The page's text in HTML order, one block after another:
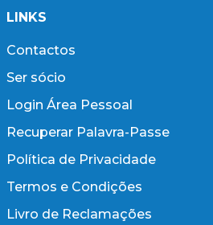
LINKS
Contactos
Ser sócio
Login Área Pessoal
Recuperar Palavra-Passe
Política de Privacidade
Termos e Condições
Livro de Reclamações